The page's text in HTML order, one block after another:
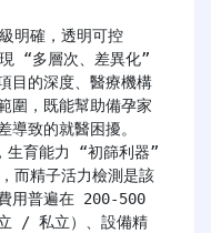
目的深度、醫療機構
圍，既能幫助備孕家
導致的就醫困擾。
用普遍在 200-500
/ 私立）、設備精